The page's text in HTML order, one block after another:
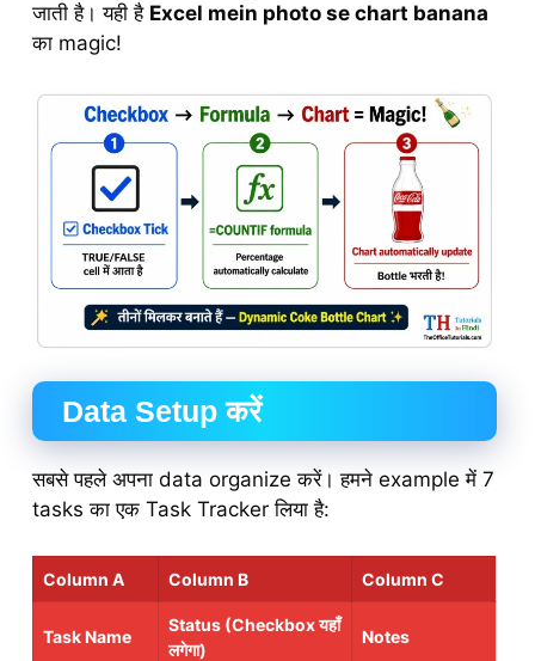
जाती है। यही है Excel mein photo se chart banana
का magic!
Data Setup करें
सबसे पहले अपना data organize करें। हमने example में 7
tasks का एक Task Tracker लिया है:
Column A Column B Column C
Task Name
Status (Checkbox यहाँ
लगेगा)
Notes